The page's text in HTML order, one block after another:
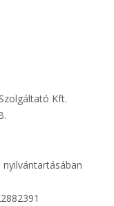
Kft.
nyilvántartásában